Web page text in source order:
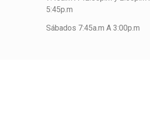
5:45p.m
Sábados 7:45a.m A 3:00p.m